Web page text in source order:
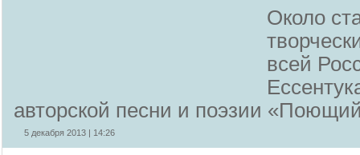
Около
всей
авторской песни и поэзии
5 декабря 2013 | 14:26